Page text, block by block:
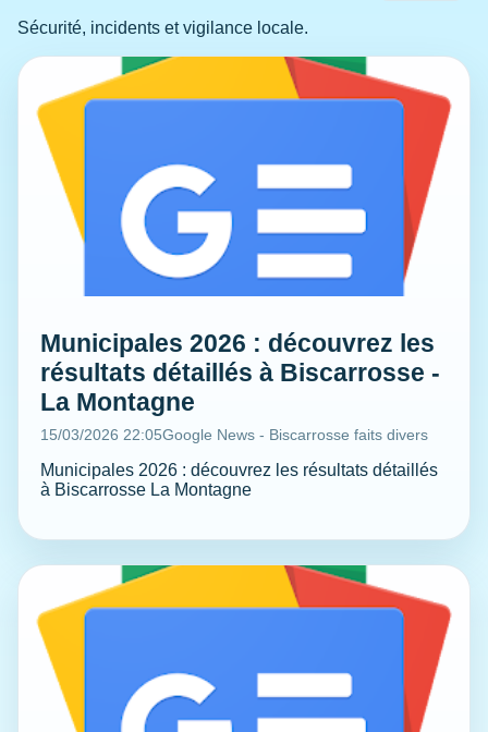
Sécurité, incidents et vigilance locale.
Municipales 2026 : découvrez les
résultats détaillés à Biscarrosse -
La Montagne
15/03/2026 22:05Google News - Biscarrosse faits divers
Municipales 2026 : découvrez les résultats détaillés
à Biscarrosse La Montagne